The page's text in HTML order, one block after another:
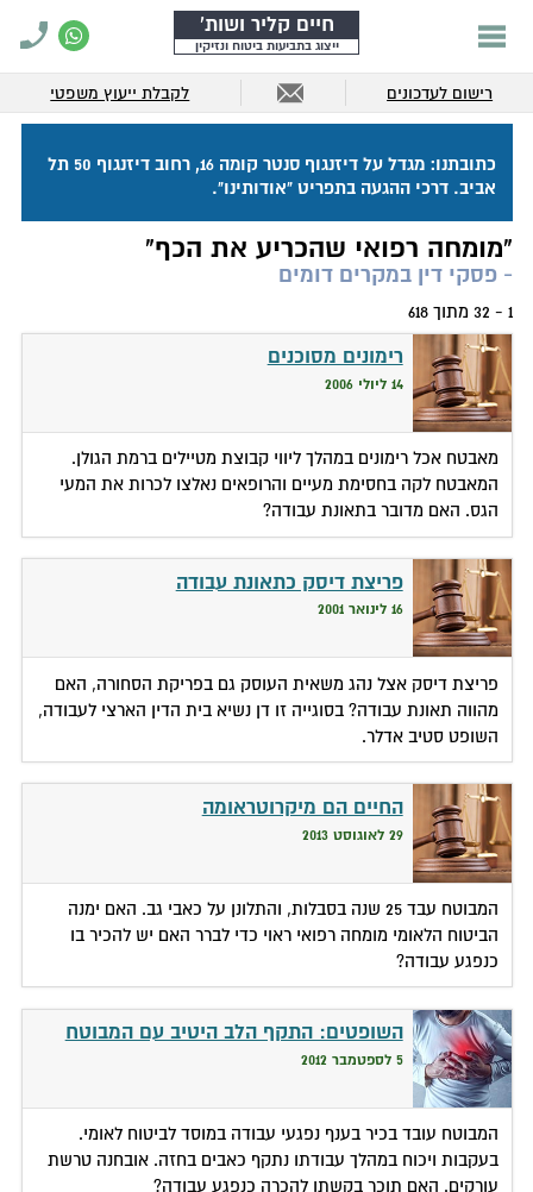
חיים קליר ושות'
ייצוג בתביעות ביטוח ונזיקין
רישום לעדכונים לקבלת ייעוץ משפטי
כתובתנו: מגדל על דיזנגוף סנטר קומה 16, רחוב דיזנגוף 50 תל
אביב. דרכי ההגעה בתפריט "אודותינו".
"מומחה רפואי שהכריע את הכף"
- פסקי דין במקרים דומים
1 - 32 מתוך 618
רימונים מסוכנים
14 ליולי 2006
מאבטח אכל רימונים במהלך ליווי קבוצת מטיילים ברמת הגולן.
המאבטח לקה בחסימת מעיים והרופאים נאלצו לכרות את המעי
הגס. האם מדובר בתאונת עבודה?
פריצת דיסק כתאונת עבודה
16 לינואר 2001
פריצת דיסק אצל נהג משאית העוסק גם בפריקת הסחורה, האם
מהווה תאונת עבודה? בסוגייה זו דן נשיא בית הדין הארצי לעבודה,
השופט סטיב אדלר.
החיים הם מיקרוטראומה
29 לאוגוסט 2013
המבוטח עבד 25 שנה בסבלות, והתלונן על כאבי גב. האם ימנה
הביטוח הלאומי מומחה רפואי ראוי כדי לברר האם יש להכיר בו
כנפגע עבודה?
השופטים: התקף הלב היטיב עם המבוטח
5 לספטמבר 2012
המבוטח עובד בכיר בענף נפגעי עבודה במוסד לביטוח לאומי.
בעקבות ויכוח במהלך עבודתו נתקף כאבים בחזה. אובחנה טרשת
עורקים. האם תוכר בקשתו להכרה כנפגע עבודה?